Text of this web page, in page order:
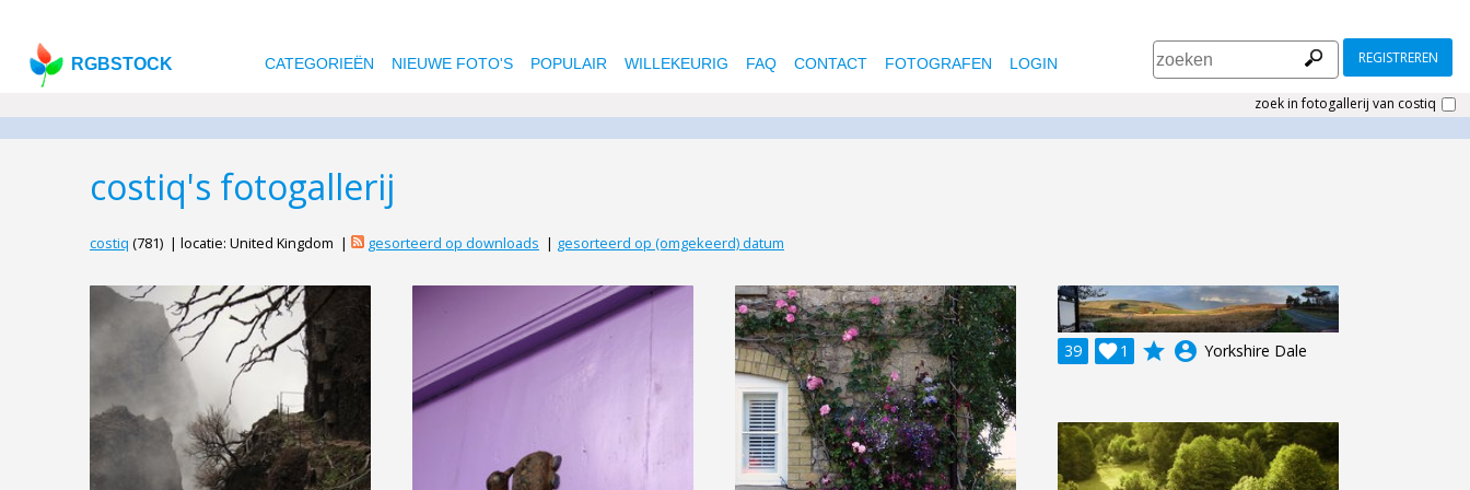
RGBSTOCK CATEGORIEËN NIEUWE FOTO'S POPULAIR WILLEKEURIG FAQ CONTACT FOTOGRAFEN LOGIN REGISTREREN
zoek in fotogallerij van costiq
costiq's fotogallerij
costiq (781) | locatie: United Kingdom | gesorteerd op downloads | gesorteerd op (omgekeerd) datum
39 1
 grade account_circle Yorkshire Dale